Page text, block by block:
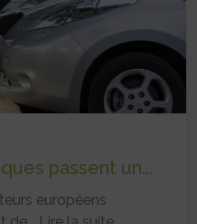
passent un...
européens